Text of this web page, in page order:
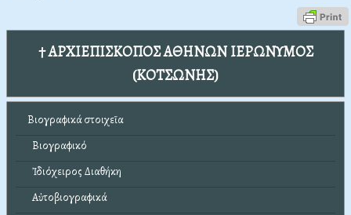
† ΑΡΧΙΕΠΙΣΚΟΠΟΣ ΑΘΗΝΩΝ ΙΕΡΩΝΥΜΟΣ
(ΚΟΤΣΩΝΗΣ)
Βιογραφικά στοιχεῖα
Βιογραφικό
Ἰδιόχειρος Διαθήκη
Αὐτοβιογραφικά